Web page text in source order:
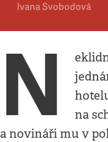
Ivana Svobodová
N
na
a novináři mu v